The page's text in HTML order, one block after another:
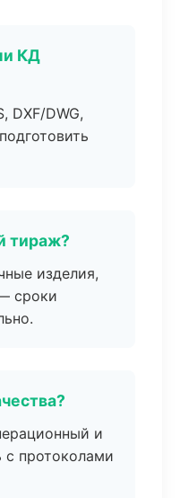
КД
DXF/DWG,
тираж?
изделия,
сроки
и
с протоколами